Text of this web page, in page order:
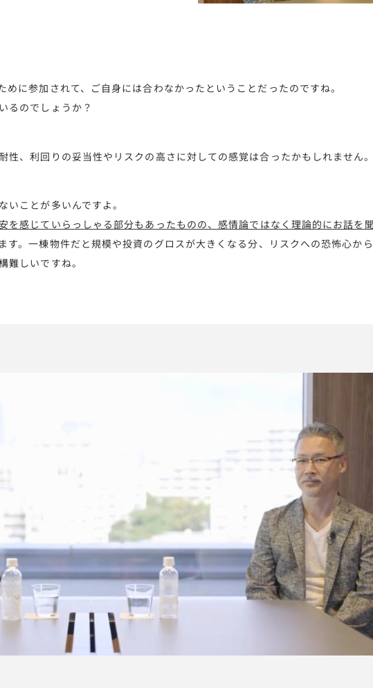
に参加されて、ご自身には合わなかったということだったのですね。
るのでしょうか？
、利回りの妥当性やリスクの高さに対しての感覚は合ったかもしれません。
ことが多いんですよ。
を感じていらっしゃる部分もあったものの、感情論ではなく理論的にお話を
す。一棟物件だと規模や投資のグロスが大きくなる分、リスクへの恐怖心か
難しいですね。